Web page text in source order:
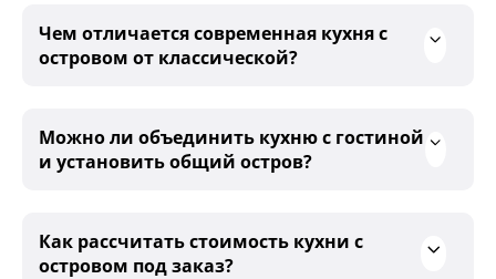
Чем отличается современная кухня с
островом от классической?
Можно ли объединить кухню с гостиной
и установить общий остров?
Как рассчитать стоимость кухни с
островом под заказ?